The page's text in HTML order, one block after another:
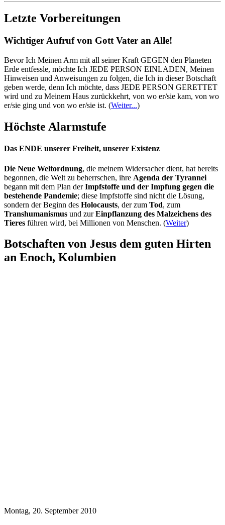
Letzte Vorbereitungen
Wichtiger Aufruf von Gott Vater an Alle!
Bevor Ich Meinen Arm mit all seiner Kraft GEGEN den Planeten
Erde entfessle, möchte Ich JEDE PERSON EINLADEN, Meinen
Hinweisen und Anweisungen zu folgen, die Ich in dieser Botschaft
geben werde, denn Ich möchte, dass JEDE PERSON GERETTET
wird und zu Meinem Haus zurückkehrt, von wo er/sie kam, von wo
er/sie ging und von wo er/sie ist. (Weiter...)
Höchste Alarmstufe
Das ENDE unserer Freiheit, unserer Existenz
Die Neue Weltordnung, die meinem Widersacher dient, hat bereits
begonnen, die Welt zu beherrschen, ihre Agenda der Tyrannei
begann mit dem Plan derImpfstoffe und der Impfung gegen die
bestehende Pandemie; diese Impfstoffe sind nicht die Lösung,
sondern der Beginn des Holocausts, der zum Tod, zum
Transhumanismus und zurEinpflanzung des Malzeichens des
Tieres führen wird, bei Millionen von Menschen. (Weiter)
Botschaften von Jesus dem guten Hirten
an Enoch, Kolumbien
Montag, 20. September 2010